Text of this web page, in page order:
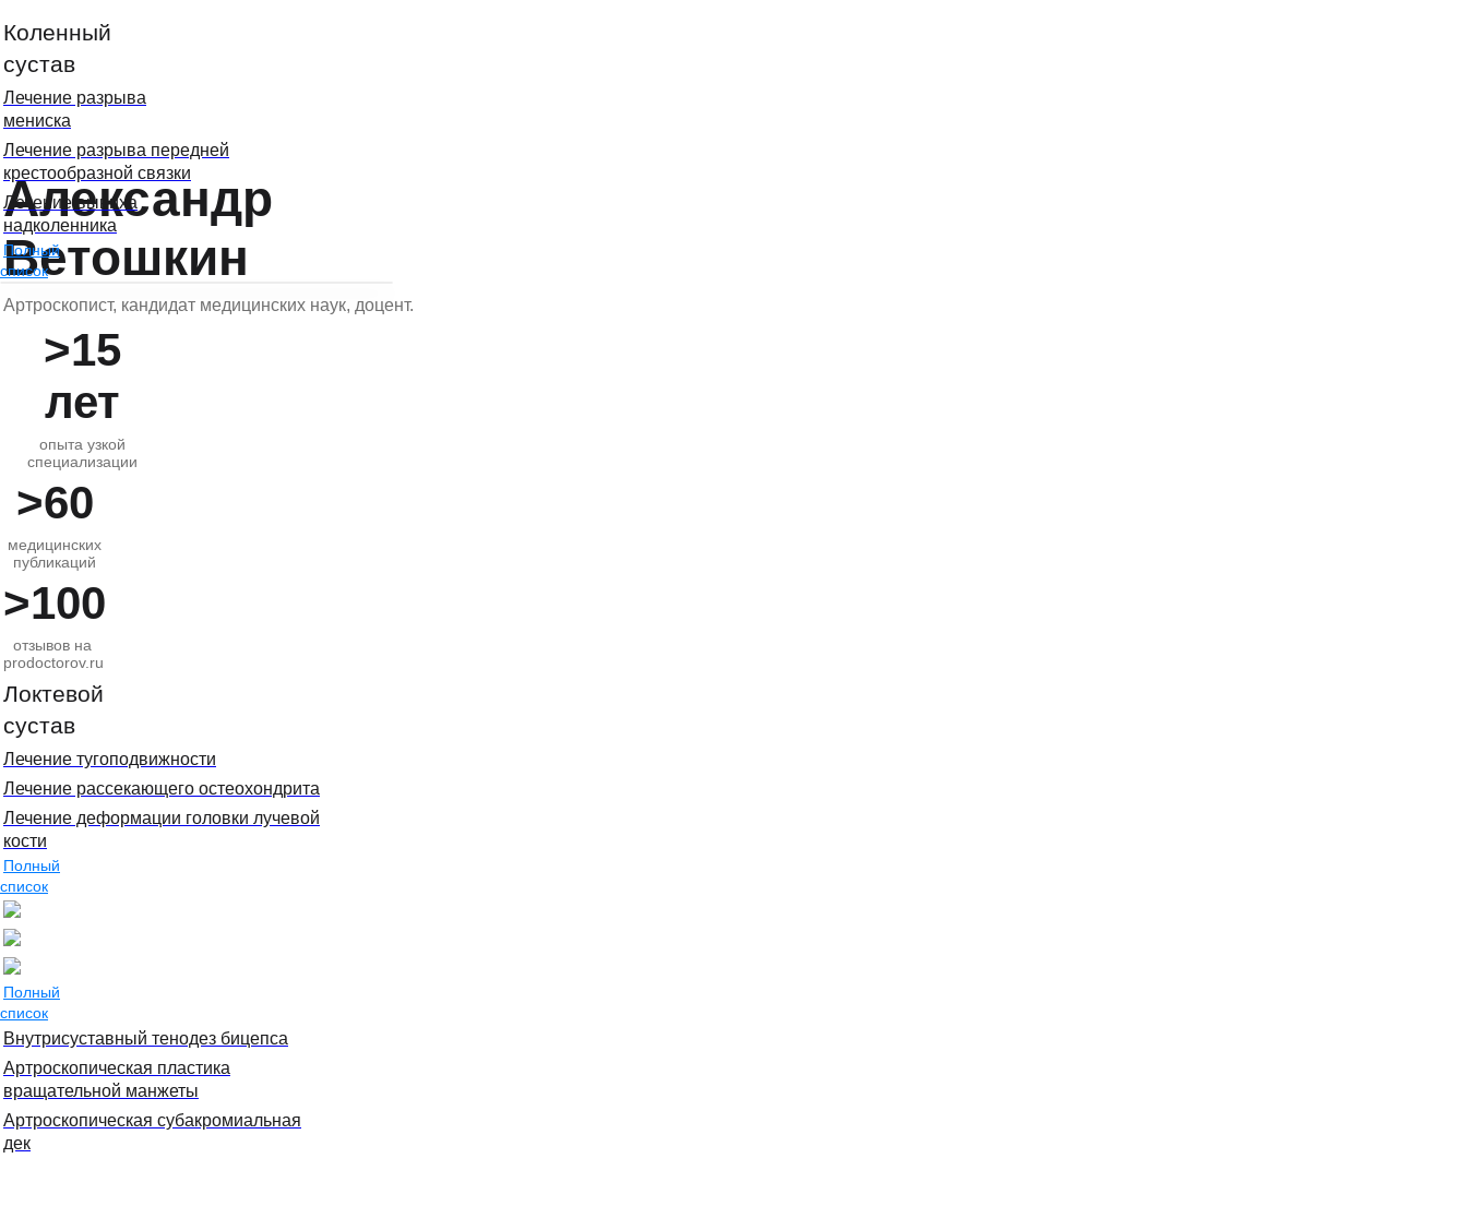
Александр
Ветошкин
Артроскопист, кандидат медицинских наук, доцент.
>15
лет
опыта узкой
специализации
>60
медицинских
публикаций
>100
отзывов на
prodoctorov.ru
Коленный
сустав
Лечение разрыва
мениска
Лечение разрыва передней
крестообразной связки
Лечение вывиха
надколенника
Полный
список
Локтевой
сустав
Лечение тугоподвижности
Лечение рассекающего остеохондрита
Лечение деформации головки лучевой
кости
Полный
список
Полный
список
Внутрисуставный тенодез бицепса
Артроскопическая пластика
вращательной манжеты
Артроскопическая субакромиальная
дек